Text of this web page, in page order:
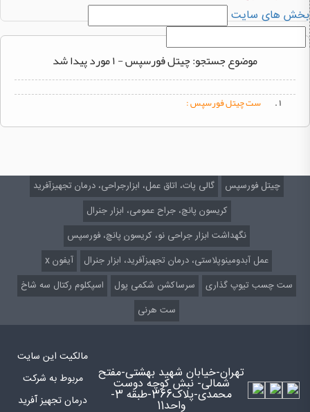
بخش های سایت
موضوع جستجو: چیتل فورسپس - ۱ مورد پیدا شد
۱ . ستچیتلفورسپس :
چیتل فورسپس
گالی پات، اتاق عمل، ابزارجراحی، درمان تجهیزآفرید
کریسون پانچ، جراح عمومی، ابزار جنرال
نگهداشت ابزار جراحی نو، کریسون پانچ، فورسپس
عمل آبدومینوپلاستی، درمان تجهیزآفرید، ابزار جنرال
آیفون x
ست چسب تیوپ گذاری
سرساکشن شکمی پول
اسپکلوم رکتال سه شاخ
ست هرنی
تهران-خیابان شهید بهشتی-مفتح
شمالی- نبش کوچه دوست
محمدی-پلاک366-طبقه 3-
واحد11
مالکیت این سایت
مربوط به شرکت
درمان تجهیز آفرید